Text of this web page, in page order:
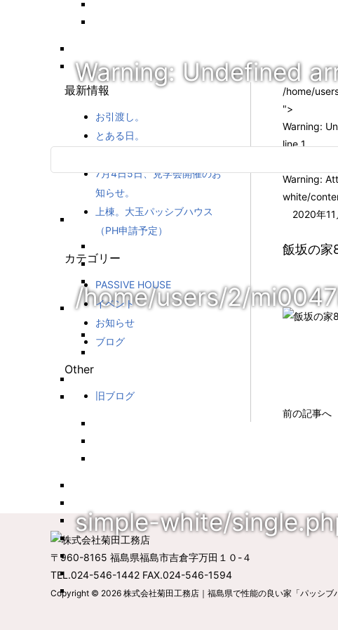
Warning: Undefined
/home/users/2/
simple-white/
最新情報
お引渡し。
とある日。
7月4日5日、見学会開催のお
知らせ。
上棟。大玉パッシブハウス
（PH申請予定）
カテゴリー
PASSIVE HOUSE
イベント
お知らせ
ブログ
Other
旧ブログ
/home/
">
Warning:
line1
Warning:
white/
2020年11
飯坂の家
前の記事へ
〒960-8165 福島県福島市吉倉字万田１０-４
TEL.024-546-1442 FAX.024-546-1594
Copyright © 2026 株式会社菊田工務店｜福島県で性能の良い家「パッシブ